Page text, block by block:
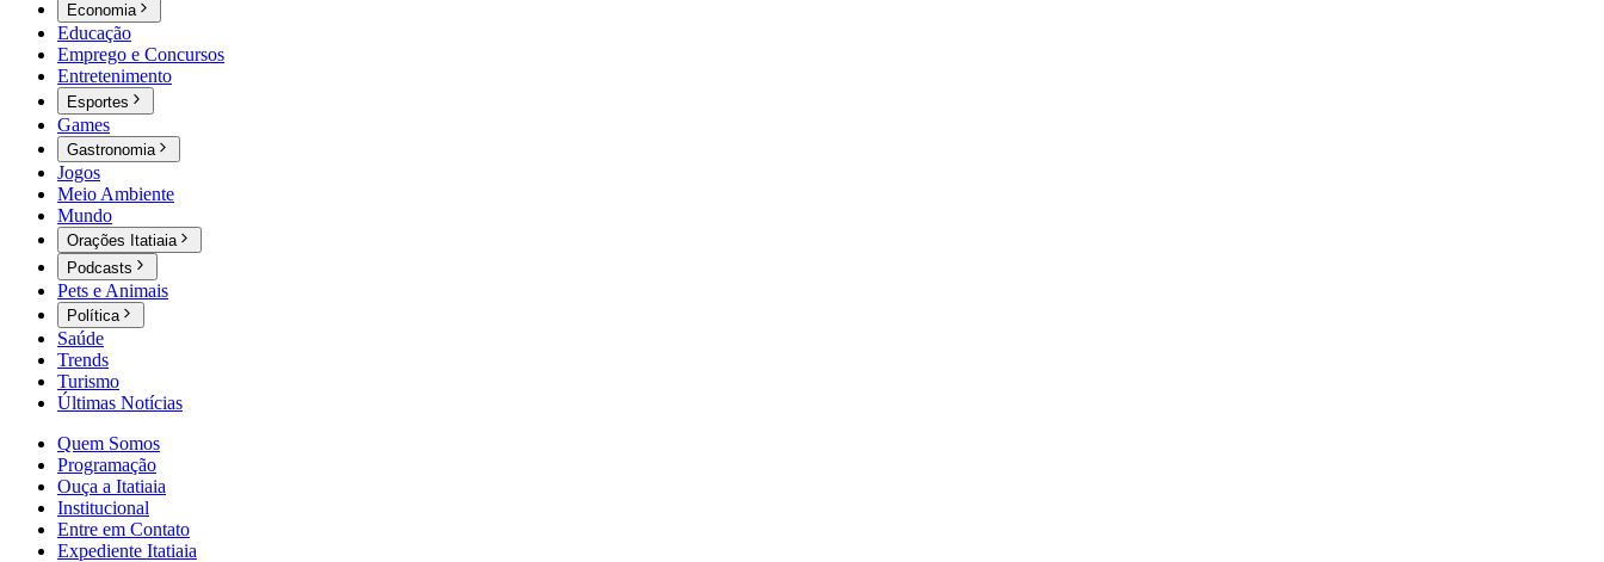
Economia
Educação
Emprego e Concursos
Entretenimento
Esportes
Games
Gastronomia
Jogos
Meio Ambiente
Mundo
Orações Itatiaia
Podcasts
Pets e Animais
Política
Saúde
Trends
Turismo
Últimas Notícias
Quem Somos
Programação
Ouça a Itatiaia
Institucional
Entre em Contato
Expediente Itatiaia